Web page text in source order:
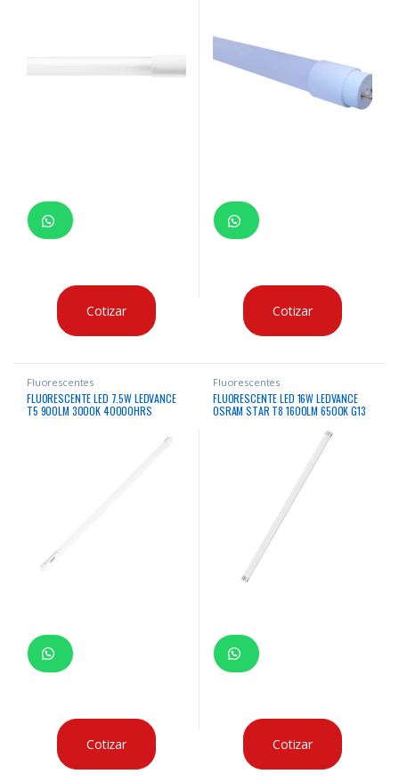
Cotizar Cotizar
Fluorescentes
FLUORESCENTE LED 7.5W LEDVANCE
T5 900LM 3000K 40000HRS
Cotizar
Fluorescentes
FLUORESCENTE LED 16W LEDVANCE
OSRAM STAR T8 1600LM 6500K G13
Cotizar